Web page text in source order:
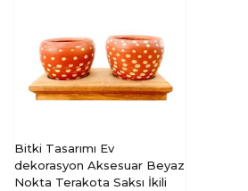
Bitki Tasarımı Ev
dekorasyon Aksesuar Beyaz
Nokta Terakota Saksı İkili